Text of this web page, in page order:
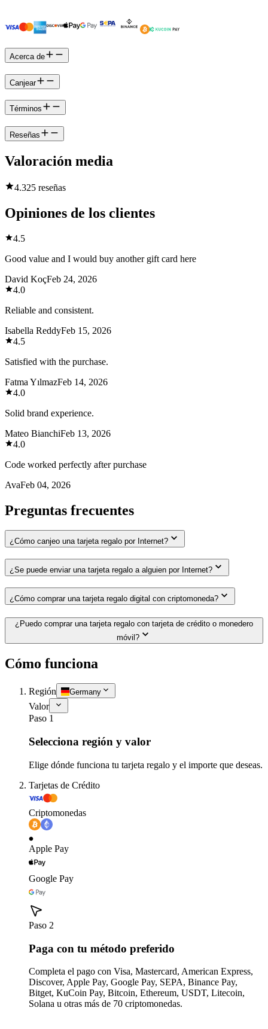
Acerca de
Canjear
Términos
Reseñas
Valoración media
4.325 reseñas
Opiniones de los clientes
4.5
Good value and I would buy another gift card here
David KoçFeb 24, 2026
4.0
Reliable and consistent.
Isabella ReddyFeb 15, 2026
4.5
Satisfied with the purchase.
Fatma YılmazFeb 14, 2026
4.0
Solid brand experience.
Mateo BianchiFeb 13, 2026
4.0
Code worked perfectly after purchase
AvaFeb 04, 2026
Preguntas frecuentes
¿Cómo canjeo una tarjeta regalo por Internet?
¿Se puede enviar una tarjeta regalo a alguien por Internet?
¿Cómo comprar una tarjeta regalo digital con criptomoneda?
¿Puedo comprar una tarjeta regalo con tarjeta de crédito o monedero
móvil?
Cómo funciona
Región Germany
Valor
Paso 1
Selecciona región y valor
Elige dónde funciona tu tarjeta regalo y el importe que deseas.
Tarjetas de Crédito
Criptomonedas
Apple Pay
Google Pay
Paso 2
Paga con tu método preferido
Completa el pago con Visa, Mastercard, American Express,
Discover, Apple Pay, Google Pay, SEPA, Binance Pay,
Bitget, KuCoin Pay, Bitcoin, Ethereum, USDT, Litecoin,
Solana u otras más de 70 criptomonedas.